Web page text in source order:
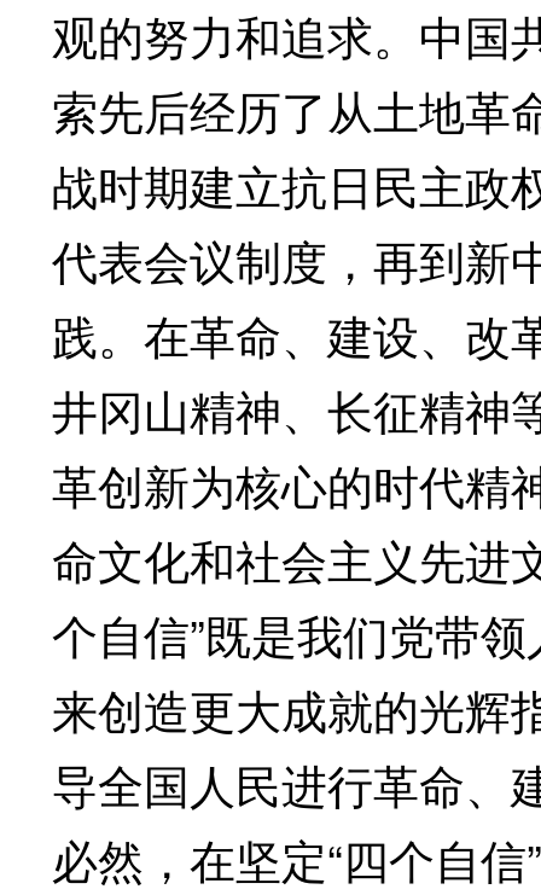
观的努力和追求。中国
索先后经历了从土地革
战时期建立抗日民主政
代表会议制度，再到新
践。在革命、建设、改
井冈山精神、长征精神
革创新为核心的时代精
命文化和社会主义先进
个自信”既是我们党带
来创造更大成就的光辉
导全国人民进行革命、
必然，在坚定“四个自